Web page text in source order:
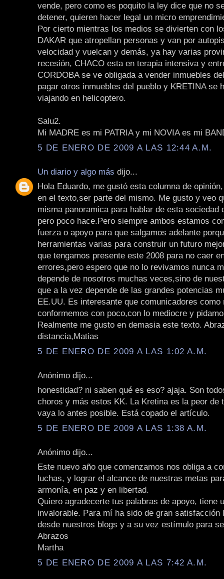
vende, pero como es poquito la ley dice que no
detener, quieren hacer legal un micro
Por cierto mientras los medios se divierten con
DAKAR que atropellan personas y van por
velocidad y vuelcan y demás, ya hay varias
recesión, CHACO esta en terapia intensiva y
CORDOBA se ve obligada a vender inmuebles
pagar otros inmuebles del pueblo y KRETINA se
viajando en helicoptero.
Salu2.
Mi MADRE es mi PATRIA y mi NOVIA es mi
5 DE ENERO DE 2009 A LAS 12:44 A.M.
Un diario y algo más dijo...
Hola Eduardo, me gustó esta columna de
en el texto,ser parte del mismo. Me gusto y veo
misma panoramica para hablar de esta sociedad
pero poco hace.Pero siempre ambos estamos
fuerza o apoyo para que salgamos adelante
herramientas varias para construir un futuro
que tengamos presente este 2008 para no caer
errores,pero espero que no lo revivamos nunca
depende de nosotros muchas veces,sino de
que a la vez depende de las grandes potencias
EE.UU. Es interesante que comunicadores como
conformemos con poco,con lo mediocre y
Realmente me gusto en demasia este texto.
distancia,Matias
5 DE ENERO DE 2009 A LAS 1:02 A.M.
Anónimo dijo...
honestidad? ni saben qué es eso? ajaja. Son
choros y más estos KK. La Kretina es la peor de
vaya lo antes posible. Está copado el artículo.
5 DE ENERO DE 2009 A LAS 1:38 A.M.
Anónimo dijo...
Este nuevo año que comenzamos nos obliga a
luchas, y lograr el alcance de nuestras metas
armonía, en paz y en libertad.
Quiero agradecerte tus palabras de apoyo, tiene
invalorable. Para mí ha sido de gran satisfacción
desde nuestros blogs y a su vez estímulo para
Abrazos
Martha
5 DE ENERO DE 2009 A LAS 7:42 A.M.